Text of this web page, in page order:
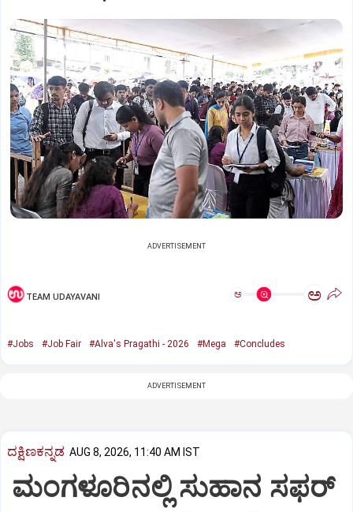
ADVERTISEMENT
TEAM UDAYAVANI ಅ ಅ
#Jobs #Job Fair #Alva's Pragathi - 2026 #Mega #Concludes
ADVERTISEMENT
ದಕ್ಷಿಣಕನ್ನಡ AUG 8, 2026, 11:40 AM IST
ಮಂಗಳೂರಿನಲ್ಲಿ ಸುಹಾನ ಸಫರ್